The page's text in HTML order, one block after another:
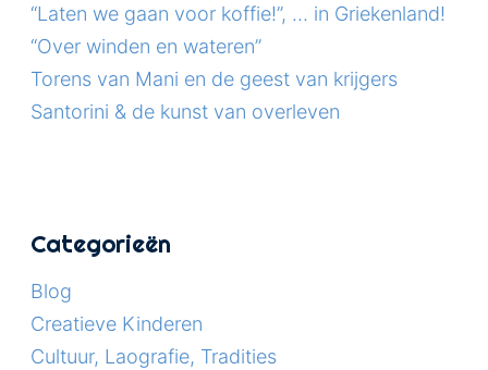
“Laten we gaan voor koffie!”, … in Griekenland!
“Over winden en wateren”
Torens van Mani en de geest van krijgers
Santorini & de kunst van overleven
Categorieën
Blog
Creatieve Kinderen
Cultuur, Laografie, Tradities